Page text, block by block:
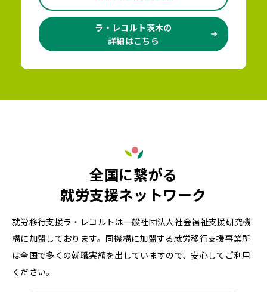
ラ・レコルト茨木の
詳細はこちら
全国に繋がる
就労支援ネットワーク
就労移行支援ラ・レコルトは一般社団法人社会福祉支援研究機
構に加盟しております。同機構に加盟する就労移行支援事業所
は全国で多くの就職実績を出していますので、安心してご利用
ください。